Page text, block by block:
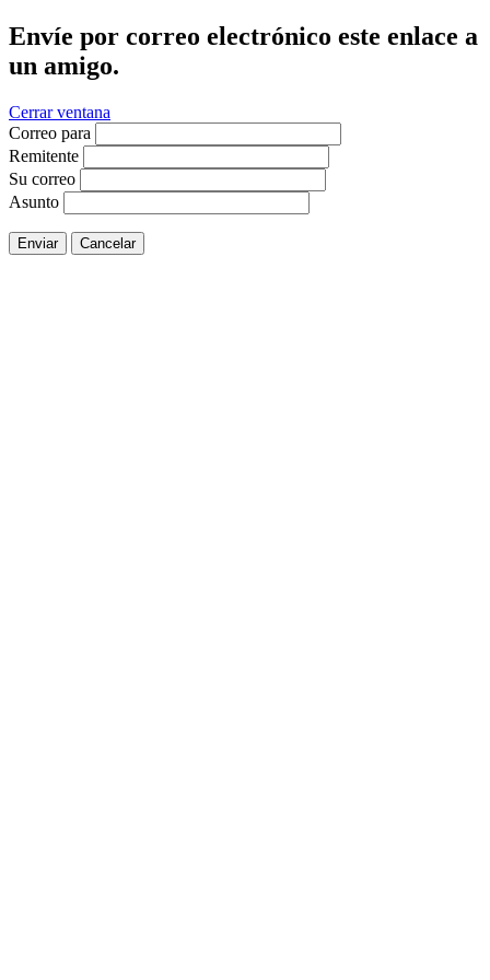
Envíe por correo electrónico este enlace a
un amigo.
Cerrar ventana
Correo para
Remitente
Su correo
Asunto
Enviar Cancelar